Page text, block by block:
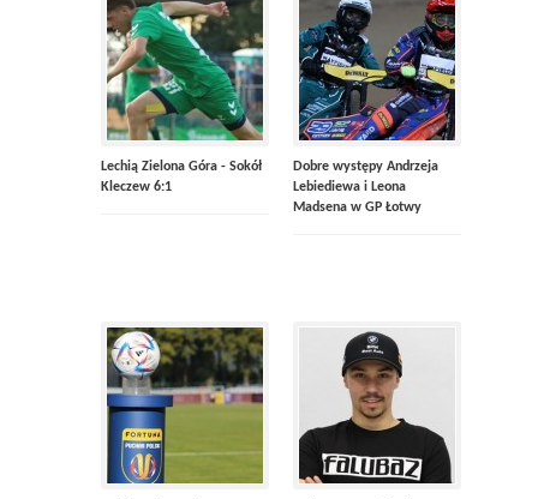
Lechią Zielona Góra - Sokół
Kleczew 6:1
Dobre występy Andrzeja
Lebiediewa i Leona
Madsena w GP Łotwy